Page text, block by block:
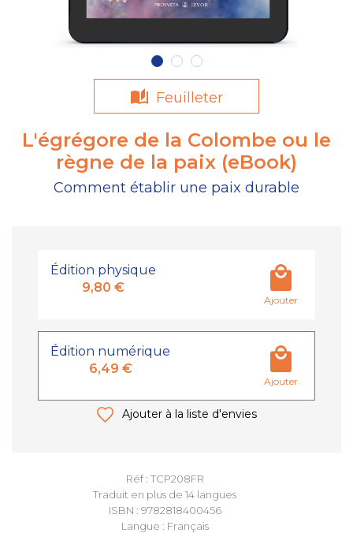
Feuilleter
L'égrégore de la Colombe ou le
règne de la paix (eBook)
Comment établir une paix durable
Réf : TCP208FR
Traduit en plus de 14 langues
ISBN : 9782818400456
Langue : Français
Édition physique
9,80 €
Ajouter
Édition numérique
6,49 €
Ajouter
Ajouter à la liste d'envies